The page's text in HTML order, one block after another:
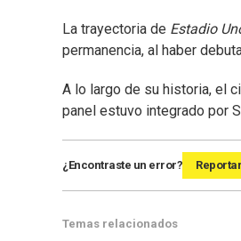
La trayectoria de Estadio
permanencia, al haber
A lo largo de su historia, el
panel estuvo integrado por
¿Encontraste un error? Reportar
Temas relacionados